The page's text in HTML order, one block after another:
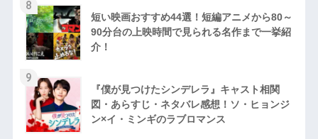
8
短い映画おすすめ44選！短編アニメから80～
90分台の上映時間で見られる名作まで一挙紹
介！
9
『僕が見つけたシンデレラ』キャスト相関
図・あらすじ・ネタバレ感想！ソ・ヒョンジ
ン×イ・ミンギのラブロマンス